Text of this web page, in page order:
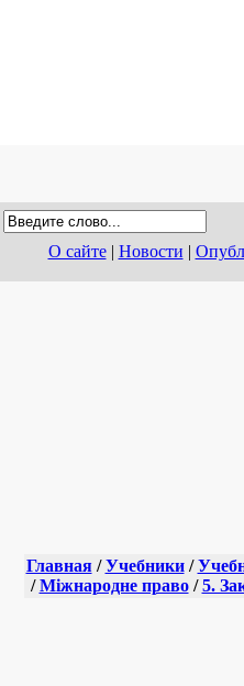
О сайте| Новости |
Главная/Учебники/
/Міжнародне право/5.